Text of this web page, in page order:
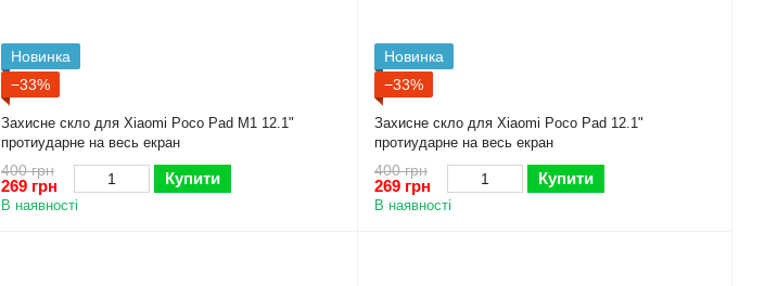
Новинка
−33%
Захисне скло для Xiaomi Poco Pad M1 12.1"
протиударне на весь екран
400 грн
269 грн Купити
В наявності
Новинка
−33%
Захисне скло для Xiaomi Poco Pad 12.1"
протиударне на весь екран
400 грн
269 грн Купити
В наявності